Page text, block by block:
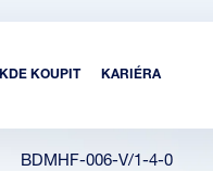
KDE KOUPIT KARIÉRA
BDMHF-006-V/1-4-0